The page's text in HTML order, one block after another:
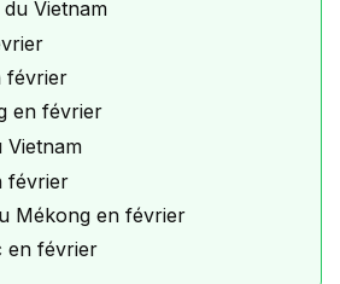
Vietnam
février
en février
Vietnam
février
Mékong en février
en février